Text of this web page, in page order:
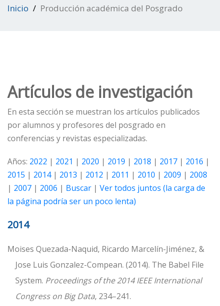
Inicio Producción académica del Posgrado
Artículos de investigación
En esta sección se muestran los artículos publicados
por alumnos y profesores del posgrado en
conferencias y revistas especializadas.
Años: 2022 | 2021 | 2020 | 2019 | 2018 | 2017 | 2016 |
2015 | 2014| 2013 | 2012 | 2011 | 2010 | 2009 | 2008
| 2007 | 2006 | Buscar | Ver todos juntos (la carga de
la página podría ser un poco lenta)
2014
Moises Quezada-Naquid, Ricardo Marcelín-Jiménez, &
Jose Luis Gonzalez-Compean. (2014). The Babel File
System. Proceedings of the 2014 IEEE International
Congress on Big Data, 234–241.